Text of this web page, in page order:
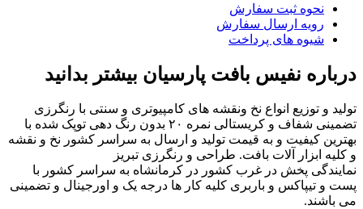
نحوه ثبت سفارش
رویه ارسال سفارش
شیوه های پرداخت
درباره نفیس بافت پارسیان بیشتر بدانید
تولید و توزیع انواع نخ ونقشه های کامپیوتری و سنتی با رنگرزی
تضمینی شفاف و کریستالی نمره ۲۰ بدون رنگ دهی توپک شده با
بهترین کیفیت و به قیمت تولید و ارسال به سراسر کشور نخ و نقشه
و کلیه ابزار آلات بافت. طراحی و رنگرزی تبریز
نمایندگی پخش در غرب کشور در کرمانشاه به سراسر کشور با
پست و تیپاکس و باربری کلیه کار ها درجه یک و اورجینال و تضمینی
می باشند.